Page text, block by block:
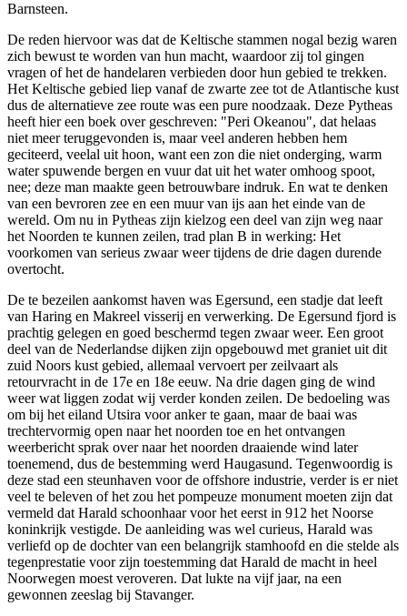
Barnsteen.
De reden hiervoor was dat de Keltische stammen nogal bezig waren
zich bewust te worden van hun macht, waardoor zij tol gingen
vragen of het de handelaren verbieden door hun gebied te trekken.
Het Keltische gebied liep vanaf de zwarte zee tot de Atlantische kust
dus de alternatieve zee route was een pure noodzaak. Deze Pytheas
heeft hier een boek over geschreven: "Peri Okeanou", dat helaas
niet meer teruggevonden is, maar veel anderen hebben hem
geciteerd, veelal uit hoon, want een zon die niet onderging, warm
water spuwende bergen en vuur dat uit het water omhoog spoot,
nee; deze man maakte geen betrouwbare indruk. En wat te denken
van een bevroren zee en een muur van ijs aan het einde van de
wereld. Om nu in Pytheas zijn kielzog een deel van zijn weg naar
het Noorden te kunnen zeilen, trad plan B in werking: Het
voorkomen van serieus zwaar weer tijdens de drie dagen durende
overtocht.
De te bezeilen aankomst haven was Egersund, een stadje dat leeft
van Haring en Makreel visserij en verwerking. De Egersund fjord is
prachtig gelegen en goed beschermd tegen zwaar weer. Een groot
deel van de Nederlandse dijken zijn opgebouwd met graniet uit dit
zuid Noors kust gebied, allemaal vervoert per zeilvaart als
retourvracht in de 17e en 18e eeuw. Na drie dagen ging de wind
weer wat liggen zodat wij verder konden zeilen. De bedoeling was
om bij het eiland Utsira voor anker te gaan, maar de baai was
trechtervormig open naar het noorden toe en het ontvangen
weerbericht sprak over naar het noorden draaiende wind later
toenemend, dus de bestemming werd Haugasund. Tegenwoordig is
deze stad een steunhaven voor de offshore industrie, verder is er niet
veel te beleven of het zou het pompeuze monument moeten zijn dat
vermeld dat Harald schoonhaar voor het eerst in 912 het Noorse
koninkrijk vestigde. De aanleiding was wel curieus, Harald was
verliefd op de dochter van een belangrijk stamhoofd en die stelde als
tegenprestatie voor zijn toestemming dat Harald de macht in heel
Noorwegen moest veroveren. Dat lukte na vijf jaar, na een
gewonnen zeeslag bij Stavanger.